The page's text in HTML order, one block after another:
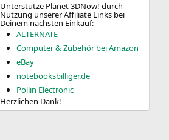
Unterstütze Planet 3DNow! durch
Nutzung unserer Affiliate Links bei
Deinem nächsten Einkauf:
ALTERNATE
Computer & Zubehör bei Amazon
eBay
notebooksbilliger.de
Pollin Electronic
Herzlichen Dank!